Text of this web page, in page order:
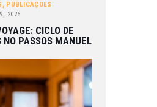
, PUBLICAÇÕES
2026
CICLO DE
NO PASSOS MANUEL